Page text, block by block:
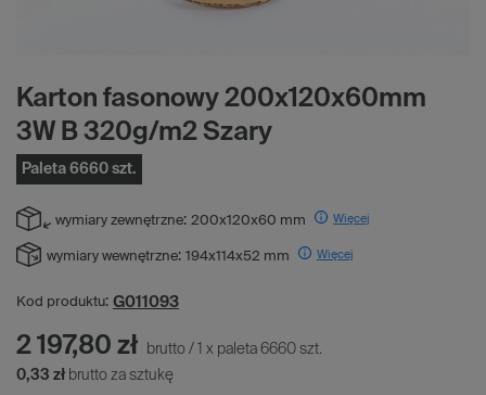
Karton fasonowy 200x120x60mm
3W B 320g/m2 Szary
Paleta 6660 szt.
wymiary zewnętrzne: 200x120x60 mm Więcej
wymiary wewnętrzne: 194x114x52 mm Więcej
Kod produktu: G011093
2 197,80 zł brutto / 1 x paleta 6660 szt.
0,33 zł brutto za sztukę